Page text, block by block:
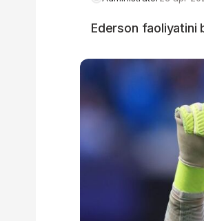
Ederson faoliyatini